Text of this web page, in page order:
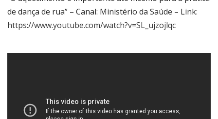
de dança de rua” – Canal: Ministério da Saúde – Link:
https://www.youtube.com/watch?v=SL_ujzojlqc